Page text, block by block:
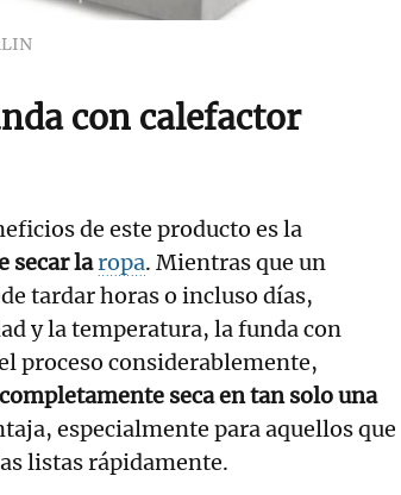
con calefactor
de este producto es la
secar laropa. Mientras que un
tardar horas o incluso días,
y la temperatura, la funda con
proceso considerablemente,
completamente seca en tan solo una
especialmente para aquellos que
listas rápidamente.